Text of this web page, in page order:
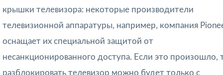
крышки телевизора: некоторые производители
телевизионной аппаратуры, например, компания
оснащает их специальной защитой от
несанкционированного доступа. Если это произошло,
разблокировать телевизор можно будет только с